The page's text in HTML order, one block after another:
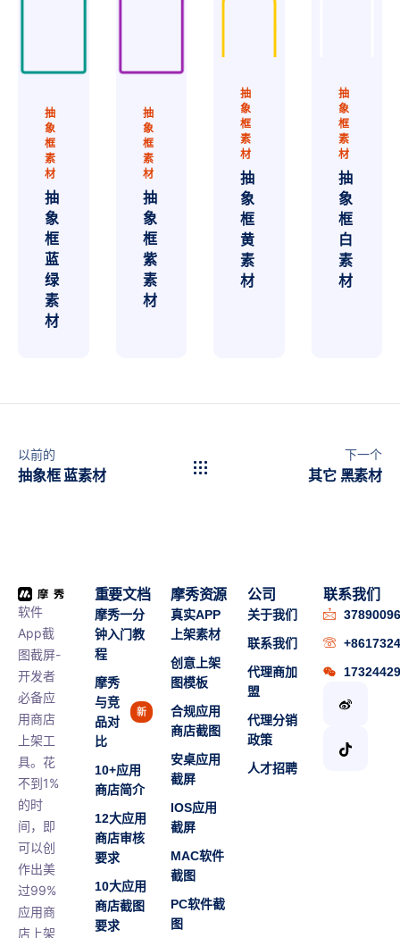
抽
象
框
素
材
抽
象
框
蓝
绿
素
材
抽
象
框
素
材
抽
象
框
紫
素
材
抽
象
框
素
材
抽
象
框
黄
素
材
抽
象
框
素
材
抽
象
框
白
素
材
以前的
抽象框 蓝素材
下一个
其它 黑素材
软件
App截
图截屏-
开发者
必备应
用商店
上架工
具。花
不到1%
的时
间，即
可以创
作出美
过99%
应用商
店上架
重要文档
摩秀一分
钟入门教
程
摩秀
与竞
品对
比
新
10+应用
商店简介
12大应用
商店审核
要求
10大应用
商店截图
要求
摩秀资源
真实APP
上架素材
创意上架
图模板
合规应用
商店截图
安桌应用
截屏
IOS应用
截屏
MAC软件
截图
PC软件截
图
公司
关于我们
联系我们
代理商加
盟
代理分销
政策
人才招聘
联系我们